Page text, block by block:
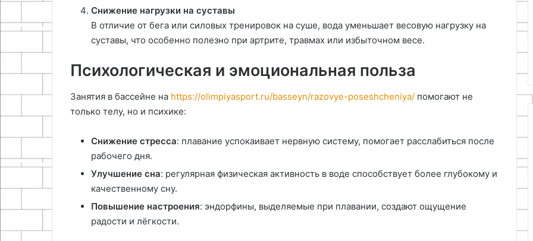
Снижение нагрузки на суставы
В отличие от бега или силовых тренировок на суше, вода уменьшает весовую нагрузку на
суставы, что особенно полезно при артрите, травмах или избыточном весе.
Психологическая и эмоциональная польза
Занятия в бассейне на https://olimpiyasport.ru/basseyn/razovye-poseshcheniya/ помогают не
только телу, но и психике:
Снижение стресса: плавание успокаивает нервную систему, помогает расслабиться после
рабочего дня.
Улучшение сна: регулярная физическая активность в воде способствует более глубокому и
качественному сну.
Повышение настроения: эндорфины, выделяемые при плавании, создают ощущение
радости и лёгкости.